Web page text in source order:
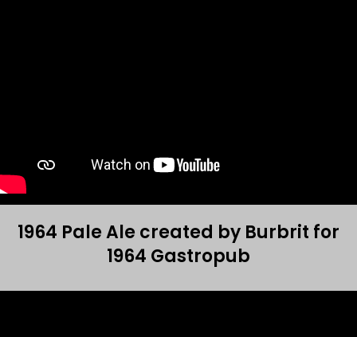
1964 Pale Ale created by Burbrit for
1964 Gastropub